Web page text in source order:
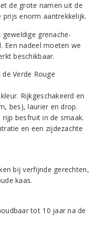
de grote namen uit de
prijs enorm aantrekkelijk.
grenache-
Een nadeel moeten we
beschikbaar.
Rijkgeschakeerd en
bes), laurier en drop.
besfruit in de smaak.
en een zijdezachte
bij verfijnde gerechten,
kaas.
tot 10 jaar na de